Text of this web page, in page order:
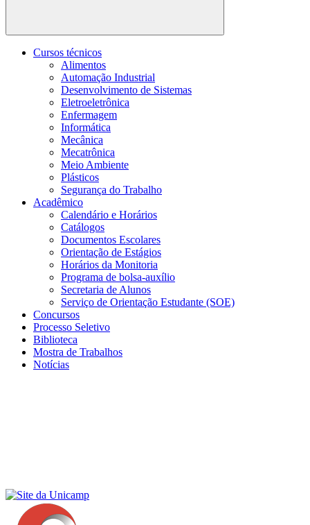
Buscar
Cursos técnicos
Alimentos
Automação Industrial
Desenvolvimento de Sistemas
Eletroeletrônica
Enfermagem
Informática
Mecânica
Mecatrônica
Meio Ambiente
Plásticos
Segurança do Trabalho
Acadêmico
Calendário e Horários
Catálogos
Documentos Escolares
Orientação de Estágios
Horários da Monitoria
Programa de bolsa-auxílio
Secretaria de Alunos
Serviço de Orientação Estudante (SOE)
Concursos
Processo Seletivo
Biblioteca
Mostra de Trabalhos
Notícias